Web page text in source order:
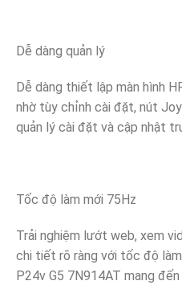
Dễ dàng quản lý
Dễ dàng thiết lập màn hình
nhờ tùy chỉnh cài đặt, nút
quản lý cài đặt và cập nhật
Tốc độ làm mới 75Hz
Trải nghiệm lướt web, xem
chi tiết rõ ràng với tốc độ
P24v G5 7N914AT mang